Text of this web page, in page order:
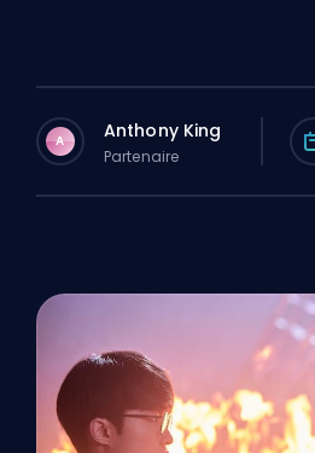
A Anthony King
Partenaire